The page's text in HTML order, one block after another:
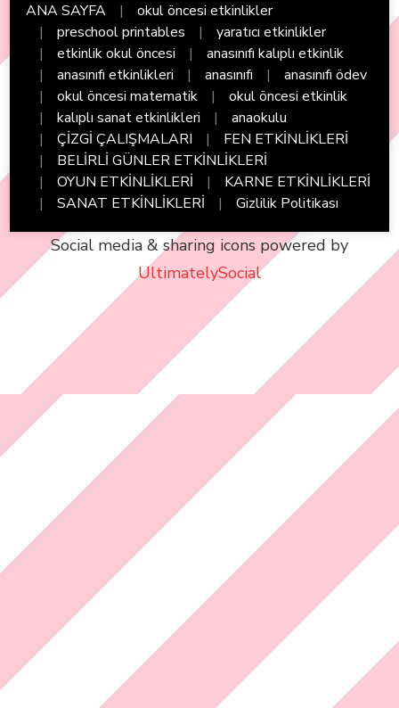
ANA SAYFA
okul öncesi etkinlikler
preschool printables
yaratıcı etkinlikler
etkinlik okul öncesi
anasınıfı kalıplı etkinlik
anasınıfı etkinlikleri
anasınıfı
anasınıfı ödev
okul öncesi matematik
okul öncesi etkinlik
kalıplı sanat etkinlikleri
anaokulu
ÇİZGİ ÇALIŞMALARI
FEN ETKİNLİKLERİ
BELİRLİ GÜNLER ETKİNLİKLERİ
OYUN ETKİNLİKLERİ
KARNE ETKİNLİKLERİ
SANAT ETKİNLİKLERİ
Gizlilik Politikası
Social media & sharing icons powered by
UltimatelySocial